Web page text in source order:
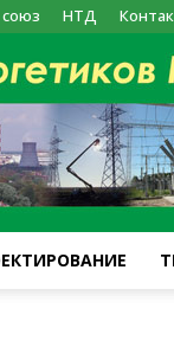
НТД